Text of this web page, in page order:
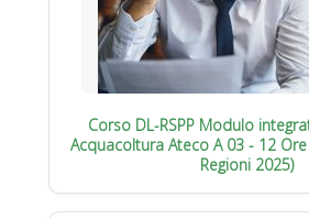
Corso DL-RSPP Modulo
Acquacoltura Ateco A 03 - 12
Regioni 2025)